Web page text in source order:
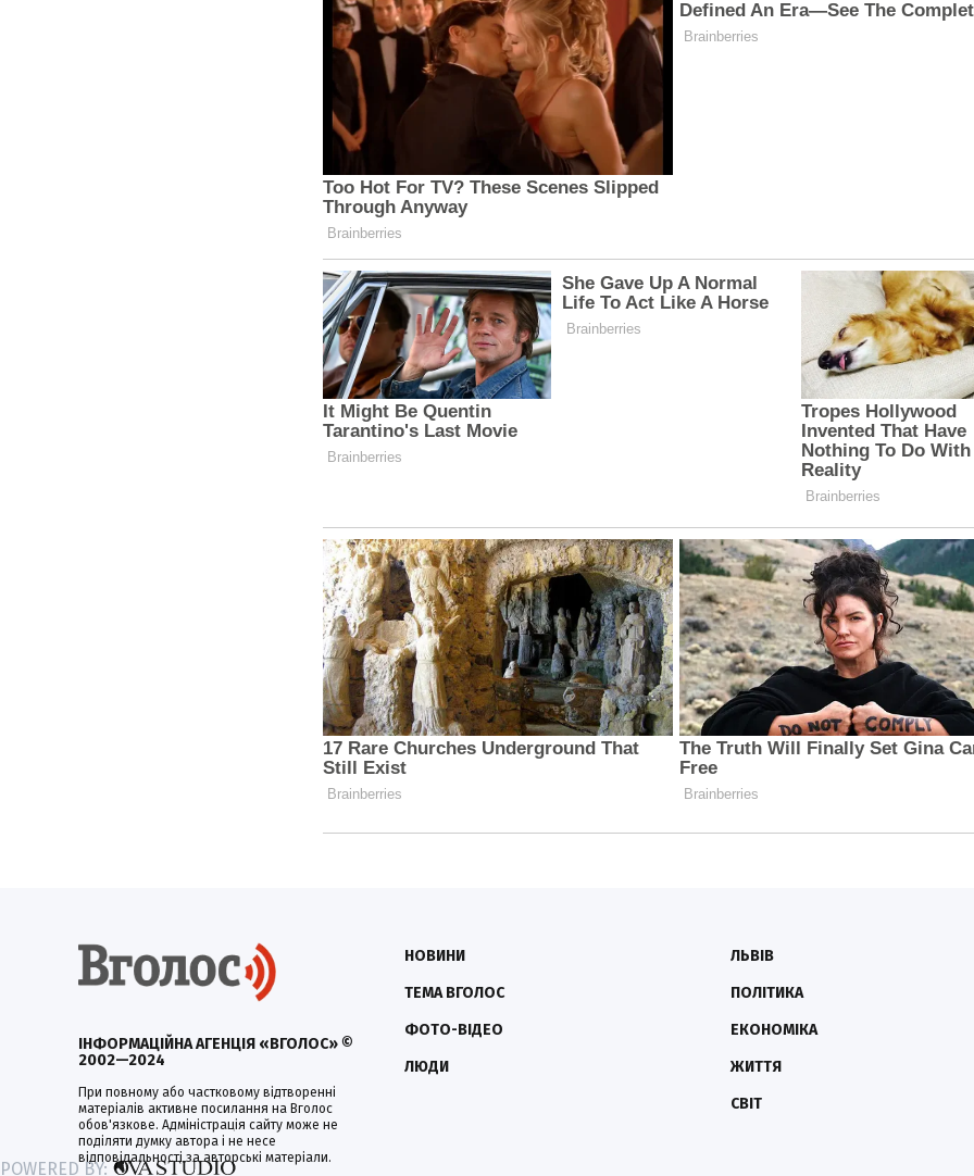
ІНФОРМАЦІЙНА АГЕНЦІЯ «ВГОЛОС» ©
2002—2024
При повному або частковому відтворенні
матеріалів активне посилання на Вголос
обов'язкове. Адміністрація сайту може не
поділяти думку автора і не несе
відповідальності за авторські матеріали.
НОВИНИ
ТЕМА ВГОЛОС
ФОТО-ВІДЕО
ЛЮДИ
ЛЬВІВ
ПОЛІТИКА
ЕКОНОМІКА
ЖИТТЯ
СВІТ
POWERED BY: